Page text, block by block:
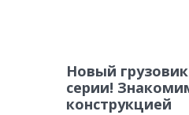
Новый
серии!
конструкцией